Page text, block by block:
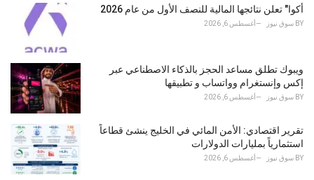
أكوا" تعلن نتائجها المالية للنصف الأول من عام 2026
BY سوق نيوز أغسطس 6, 2026
ويبوك تطلق مساعد الحجز بالذكاء الاصطناعي عبر
إكس وإنستغرام وواتساب و تطبيقها
BY سوق نيوز أغسطس 6, 2026
تقرير اقتصادي: الأمن المائي في الخليج ينشئ قطاعاً
استثمارياً بمليارات الدولارات
BY سوق نيوز أغسطس 6, 2026